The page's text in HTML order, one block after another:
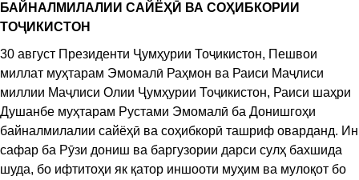
БАЙНАЛМИЛАЛИИ САЙЁҲӢ ВА СОҲИБКОРИИ
ТОҶИКИСТОН
30 август Президенти Ҷумҳурии Тоҷикистон, Пешвои
миллат муҳтарам Эмомалӣ Раҳмон ва Раиси Маҷлиси
миллии Маҷлиси Олии Ҷумҳурии Тоҷикистон, Раиси шаҳри
Душанбе муҳтарам Рустами Эмомалӣ ба Донишгоҳи
байналмилалии сайёҳӣ ва соҳибкорӣ ташриф оварданд. Ин
сафар ба Рӯзи дониш ва баргузории дарси сулҳ бахшида
шуда, бо ифтитоҳи як қатор иншооти муҳим ва мулоқот бо